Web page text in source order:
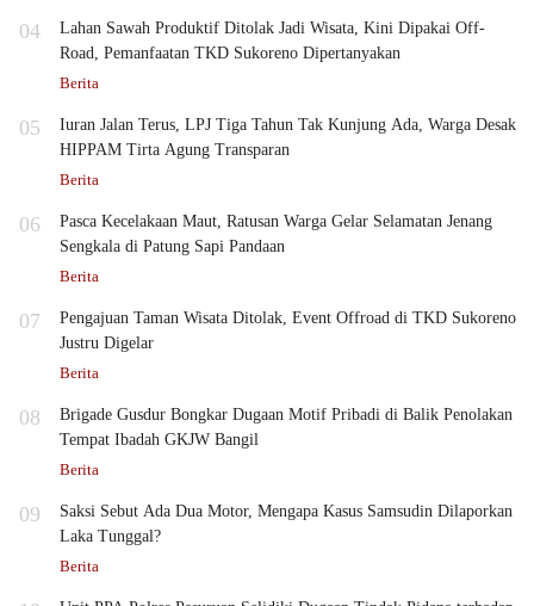
04
Lahan Sawah Produktif Ditolak Jadi Wisata, Kini Dipakai Off-
Road, Pemanfaatan TKD Sukoreno Dipertanyakan
Berita
05
Iuran Jalan Terus, LPJ Tiga Tahun Tak Kunjung Ada, Warga Desak
HIPPAM Tirta Agung Transparan
Berita
06
Pasca Kecelakaan Maut, Ratusan Warga Gelar Selamatan Jenang
Sengkala di Patung Sapi Pandaan
Berita
07
Pengajuan Taman Wisata Ditolak, Event Offroad di TKD Sukoreno
Justru Digelar
Berita
08
Brigade Gusdur Bongkar Dugaan Motif Pribadi di Balik Penolakan
Tempat Ibadah GKJW Bangil
Berita
09
Saksi Sebut Ada Dua Motor, Mengapa Kasus Samsudin Dilaporkan
Laka Tunggal?
Berita